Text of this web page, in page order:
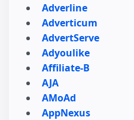
Adverline
Adverticum
AdvertServe
Adyoulike
Affiliate-B
AJA
AMoAd
AppNexus